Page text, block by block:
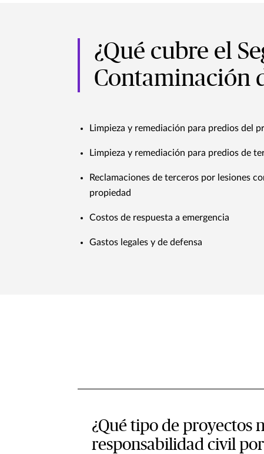
¿Qué cubre el
Contaminación
Limpieza y remediación para predios del
Limpieza y remediación para predios de
Reclamaciones de terceros por lesiones
propiedad
Costos de respuesta a emergencia
Gastos legales y de defensa
¿Qué tipo de proyectos
responsabilidad civil